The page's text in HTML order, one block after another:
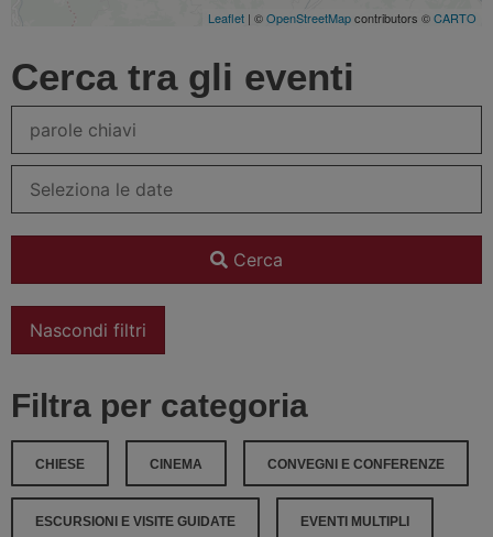
Leaflet | ©OpenStreetMapcontributors ©CARTO
Cerca tra gli eventi
Cerca
Nascondi filtri
Filtra per categoria
CHIESE CINEMA CONVEGNI E CONFERENZE
ESCURSIONI E VISITE GUIDATE EVENTI MULTIPLI